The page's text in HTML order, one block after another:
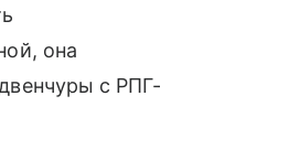
она
с РПГ-